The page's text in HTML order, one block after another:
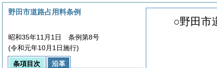
○野田市
野田市道路占用料条例
昭和35年11月1日 条例第8号
(令和元年10月1日施行)
条項目次
沿革